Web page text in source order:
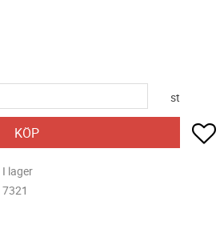
st
KÖP
I lager
7321